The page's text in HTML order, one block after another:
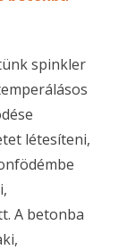
spinkler
létesíteni,
A betonba